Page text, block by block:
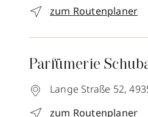
zum Routenplaner
Parfümerie
Lange Straße 52,
zum Routenplaner